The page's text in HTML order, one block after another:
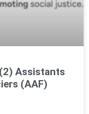
Assistants
(AAF)